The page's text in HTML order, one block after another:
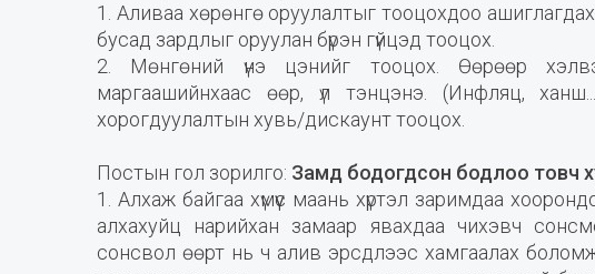
1. Аливаа хөрөнгө оруулалтыг тооцохдоо ашиглагдах
бусад зардлыг оруулан бүрэн гүйцэд тооцох.
2. Мөнгөний үнэ цэнийг тооцох. Өөрөөр
маргаашийнхаас өөр, үл тэнцэнэ. (Инфляц,
хорогдуулалтын хувь/дискаунт тооцох.
Постын гол зорилго: Замд бодогдсон бодлоо товч
1. Алхаж байгаа хүмүүс маань хүртэл заримдаа
алхахуйц нарийхан замаар явахдаа чихэвч
сонсвол өөрт нь ч алив эрсдлээс хамгаалах